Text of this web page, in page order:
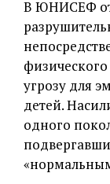
В ЮНИСЕФ
угрозу для
детей.
одного